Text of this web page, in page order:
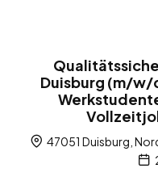
Duisburg (m/w/
47051 Duisburg,